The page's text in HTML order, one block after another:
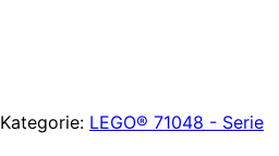
Kategorie: LEGO® 71048 - Serie